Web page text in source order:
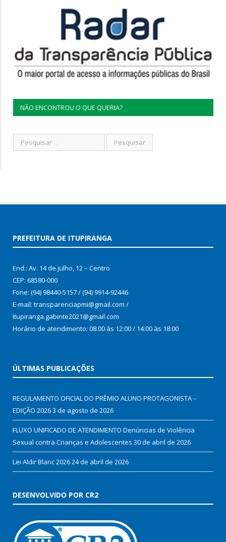
NÃO ENCONTROU O QUE QUERIA?
PREFEITURA DE ITUPIRANGA
End.: Av. 14 de julho, 12 – Centro
CEP: 68580-000
Fone: (94) 98440-5157 / (94) 9914-92446
E-mail: transparenciapmi@gmail.com /
Itupiranga.gabinte2021@gmail.com
Horário de atendimento: 08:00 às 12:00 / 14:00 às 18:00
ÚLTIMAS PUBLICAÇÕES
REGULAMENTO OFICIAL DO PRÊMIO ALUNO PROTAGONISTA –
EDIÇÃO 20263 de agosto de 2026
FLUXO UNIFICADO DE ATENDIMENTO Denúncias de Violência
Sexual contra Crianças e Adolescentes 30 de abril de 2026
Lei Aldir Blanc 202624 de abril de 2026
DESENVOLVIDO POR CR2